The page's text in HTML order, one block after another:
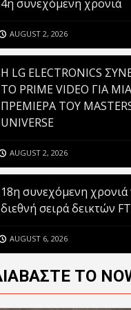
ΕΞΥΠΝΟ
ΡΟΜΠΟΤ: ΣΕΙΡΑ
4η συνεχόμενη χρονιά
AUGUST 2, 2026
H LG ELECTRONICS
ΤΟ PRIME VIDEO ΓΙΑ
ΠΡΕΜΙΕΡΑ ΤΟΥ
UNIVERSE
AUGUST 2, 2026
18η συνεχόμενη
διεθνή σειρά δεικτών
AUGUST 6, 2026
ΤΟ